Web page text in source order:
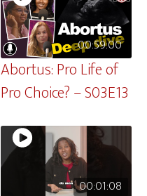
00:59:00
Abortus: Pro Life of
Pro Choice? – S03E13
00:01:08